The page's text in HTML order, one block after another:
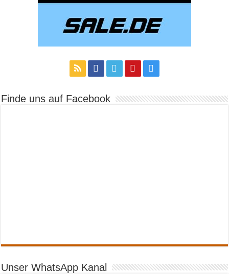
Finde uns auf Facebook
Unser WhatsApp Kanal